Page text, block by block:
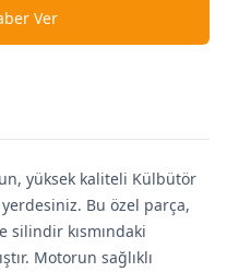
Ver
yüksek kaliteli Külbütör
yerdesiniz. Bu özel parça,
silindir kısmındaki
Motorun sağlıklı